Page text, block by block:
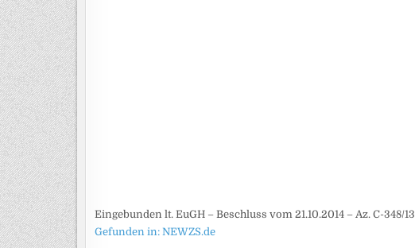
Eingebunden lt. EuGH – Beschluss vom 21.10.2014 – Az. C-348/13
Gefunden in: NEWZS.de